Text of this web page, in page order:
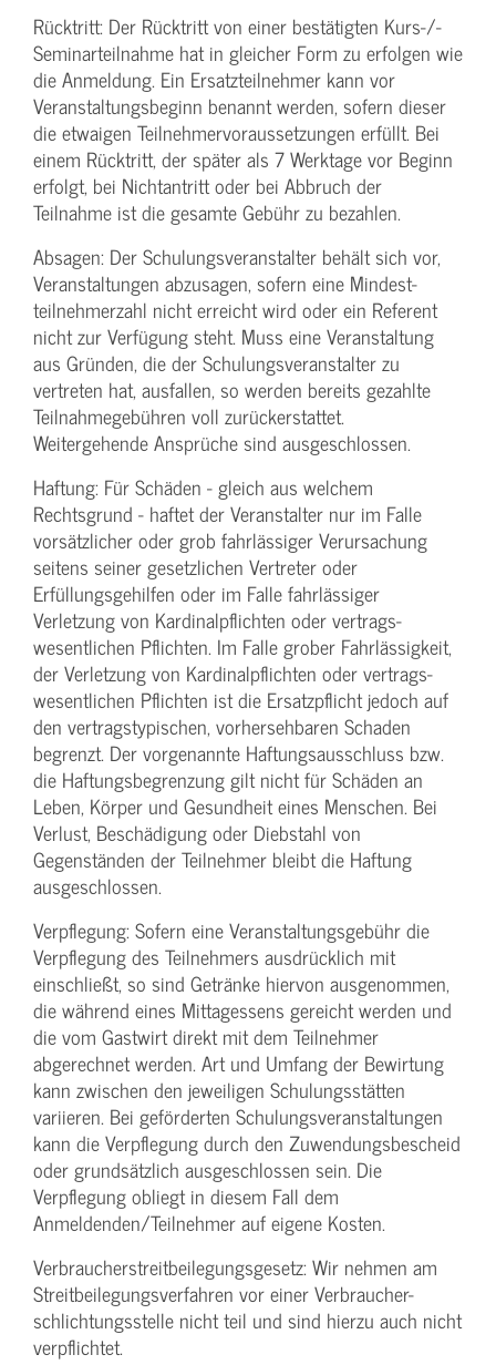
Rücktritt: Der Rücktritt von einer bestätigten Kurs-/­
Seminarteilnahme hat in gleicher Form zu erfolgen wie
die Anmeldung. Ein Ersatzteilnehmer kann vor
Veranstaltungs­beginn benannt werden, sofern dieser
die etwaigen Teilnehmer­voraussetzungen erfüllt. Bei
einem Rücktritt, der später als 7 Werktage vor Beginn
erfolgt, bei Nichtantritt oder bei Abbruch der
Teilnahme ist die gesamte Gebühr zu bezahlen.
Absagen: Der Schulungs­veranstalter behält sich vor,
Veranstaltungen abzusagen, sofern eine Mindest­
teilnehmerzahl nicht erreicht wird oder ein Referent
nicht zur Verfügung steht. Muss eine Veranstaltung
aus Gründen, die der Schulungs­veranstalter zu
vertreten hat, ausfallen, so werden bereits gezahlte
Teilnahme­gebühren voll zurückerstattet.
Weitergehende Ansprüche sind ausgeschlossen.
Haftung: Für Schäden - gleich aus welchem
Rechtsgrund - haftet der Veranstalter nur im Falle
vorsätzlicher oder grob fahrlässiger Verursachung
seitens seiner gesetzlichen Vertreter oder
Erfüllungsgehilfen oder im Falle fahrlässiger
Verletzung von Kardinalpflichten oder vertrags­
wesentlichen Pflichten. Im Falle grober Fahrlässigkeit,
der Verletzung von Kardinalpflichten oder vertrags­
wesentlichen Pflichten ist die Ersatzpflicht jedoch auf
den vertragstypischen, vorhersehbaren Schaden
begrenzt. Der vorgenannte Haftungs­ausschluss bzw.
die Haftungs­begrenzung gilt nicht für Schäden an
Leben, Körper und Gesundheit eines Menschen. Bei
Verlust, Beschädigung oder Diebstahl von
Gegenständen der Teilnehmer bleibt die Haftung
ausgeschlossen.
Verpflegung: Sofern eine Veranstaltungs­gebühr die
Verpflegung des Teilnehmers ausdrücklich mit
einschließt, so sind Getränke hiervon ausgenommen,
die während eines Mittagessens gereicht werden und
die vom Gastwirt direkt mit dem Teilnehmer
abgerechnet werden. Art und Umfang der Bewirtung
kann zwischen den jeweiligen Schulungsstätten
variieren. Bei geförderten Schulungs­veranstaltungen
kann die Verpflegung durch den Zuwendungs­bescheid
oder grundsätzlich ausgeschlossen sein. Die
Verpflegung obliegt in diesem Fall dem
Anmeldenden/­Teilnehmer auf eigene Kosten.
Verbraucher­streitbeilegungs­gesetz: Wir nehmen am
Streit­beilegungs­verfahren vor einer Verbraucher­
schlichtungs­stelle nicht teil und sind hierzu auch nicht
verpflichtet.